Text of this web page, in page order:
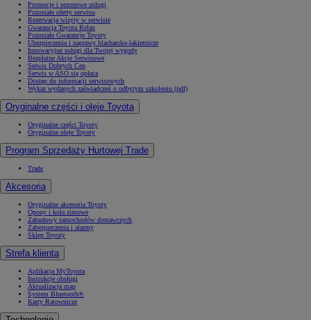
Promocje i sezonowe usługi
Pozostałe oferty serwisu
Rezerwacja wizyty w serwisie
Gwarancja Toyota Relax
Pozostałe Gwarancje Toyoty
Ubezpieczenia i naprawy blacharsko-lakiernicze
Innowacyjne usługi dla Twojej wygody
Bezpłatne Akcje Serwisowe
Serwis Dobrych Cen
Serwis w ASO się opłaca
Dostęp do informacji serwisowych
Wykaz wydanych zaświadczeń o odbytym szkoleniu (pdf)
Oryginalne części i oleje Toyota
Oryginalne części Toyoty
Oryginalne oleje Toyoty
Program Sprzedaży Hurtowej Trade
Trade
Akcesoria
Oryginalne akcesoria Toyoty
Opony i koła zimowe
Zabudowy samochodów dostawczych
Zabezpieczenia i alarmy
Sklep Toyoty
Strefa klienta
Aplikacja MyToyota
Instrukcje obsługi
Aktualizacja map
System Bluetooth®
Karty Ratownicze